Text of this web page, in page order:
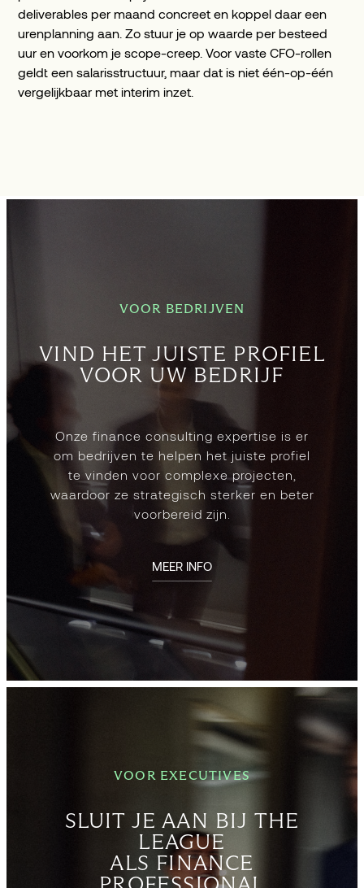
deliverables per maand concreet en koppel daar een
urenplanning aan. Zo stuur je op waarde per besteed
uur en voorkom je scope-creep. Voor vaste CFO-rollen
geldt een salarisstructuur, maar dat is niet één-op-één
vergelijkbaar met interim inzet.
VOOR BEDRIJVEN
VIND HET JUISTE PROFIEL
VOOR UW BEDRIJF
Onze finance consulting expertise is er
om bedrijven te helpen het juiste profiel
te vinden voor complexe projecten,
waardoor ze strategisch sterker en beter
voorbereid zijn.
MEER INFO
VOOR EXECUTIVES
SLUIT JE AAN BIJ THE
LEAGUE
ALS FINANCE